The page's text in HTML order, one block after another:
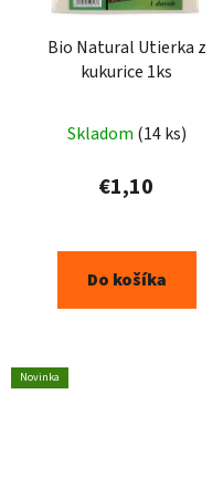
Bio Natural Utierka z
kukurice 1ks
Skladom (14 ks)
€1,10
Do košíka
Novinka